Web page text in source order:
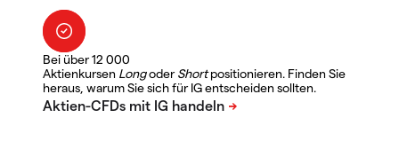
Bei über 12 000
Aktienkursen LongoderShortpositionieren. Finden Sie
heraus, warum Sie sich für IG entscheiden sollten.